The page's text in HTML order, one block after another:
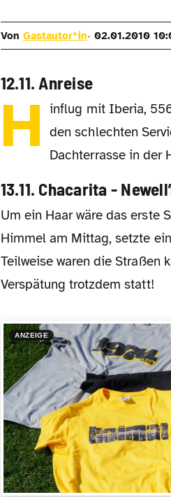
Von Gastautor*in 02.01.2010
12.11. Anreise
H influg mit Iberia,
den schlechten
Dachterrasse in der
13.11. Chacarita -
Um ein Haar wäre das erste Spiel gleich ins Wasser gefallen. Nach 30 Grad und blauem
Himmel am Mittag, setzte
Teilweise waren die Straßen
Verspätung trotzdem statt!
ANZEIGE